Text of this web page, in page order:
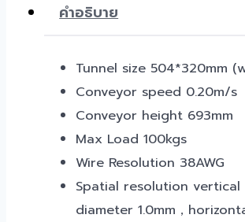
คำอธิบาย
Tunnel size 504*320mm
Conveyor speed 0.20m/s
Conveyor height 693mm
Max Load 100kgs
Wire Resolution 38AWG
Spatial resolution vertical
diameter 1.0mm，